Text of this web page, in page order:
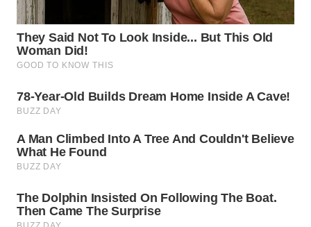
WN
WN
WN
KALTIM
WN
WN